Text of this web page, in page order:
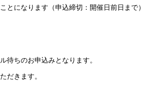
になります（申込締切：開催日前日まで）
待ちのお申込みとなります。
だきます。